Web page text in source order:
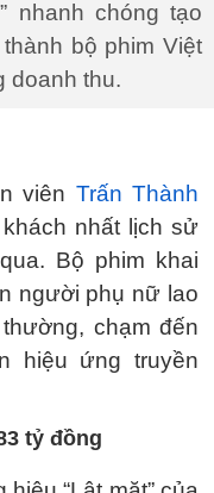
nhanh chóng tạo
bộ phim Việt
doanh thu.
viên Trấn Thành
nhất lịch sử
Bộ phim khai
người phụ nữ lao
chạm đến
hiệu ứng truyền
tỷ đồng